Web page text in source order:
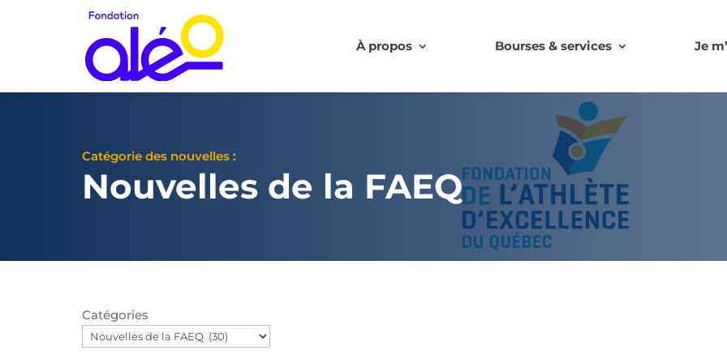
À propos Bourses & services Je
Catégorie des nouvelles :
Nouvelles de la FAEQ
Catégories